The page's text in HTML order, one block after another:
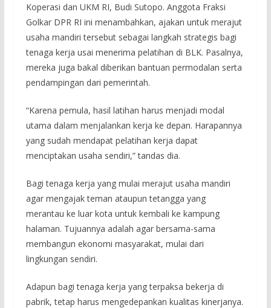
Koperasi dan UKM RI, Budi Sutopo. Anggota Fraksi
Golkar DPR RI ini menambahkan, ajakan untuk merajut
usaha mandiri tersebut sebagai langkah strategis bagi
tenaga kerja usai menerima pelatihan di BLK. Pasalnya,
mereka juga bakal diberikan bantuan permodalan serta
pendampingan dari pemerintah.
“Karena pemula, hasil latihan harus menjadi modal
utama dalam menjalankan kerja ke depan. Harapannya
yang sudah mendapat pelatihan kerja dapat
menciptakan usaha sendiri,” tandas dia.
Bagi tenaga kerja yang mulai merajut usaha mandiri
agar mengajak teman ataupun tetangga yang
merantau ke luar kota untuk kembali ke kampung
halaman. Tujuannya adalah agar bersama-sama
membangun ekonomi masyarakat, mulai dari
lingkungan sendiri.
Adapun bagi tenaga kerja yang terpaksa bekerja di
pabrik, tetap harus mengedepankan kualitas kinerjanya.